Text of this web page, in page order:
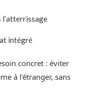
l’atterrissage
intégré
concret : éviter
à l’étranger, sans